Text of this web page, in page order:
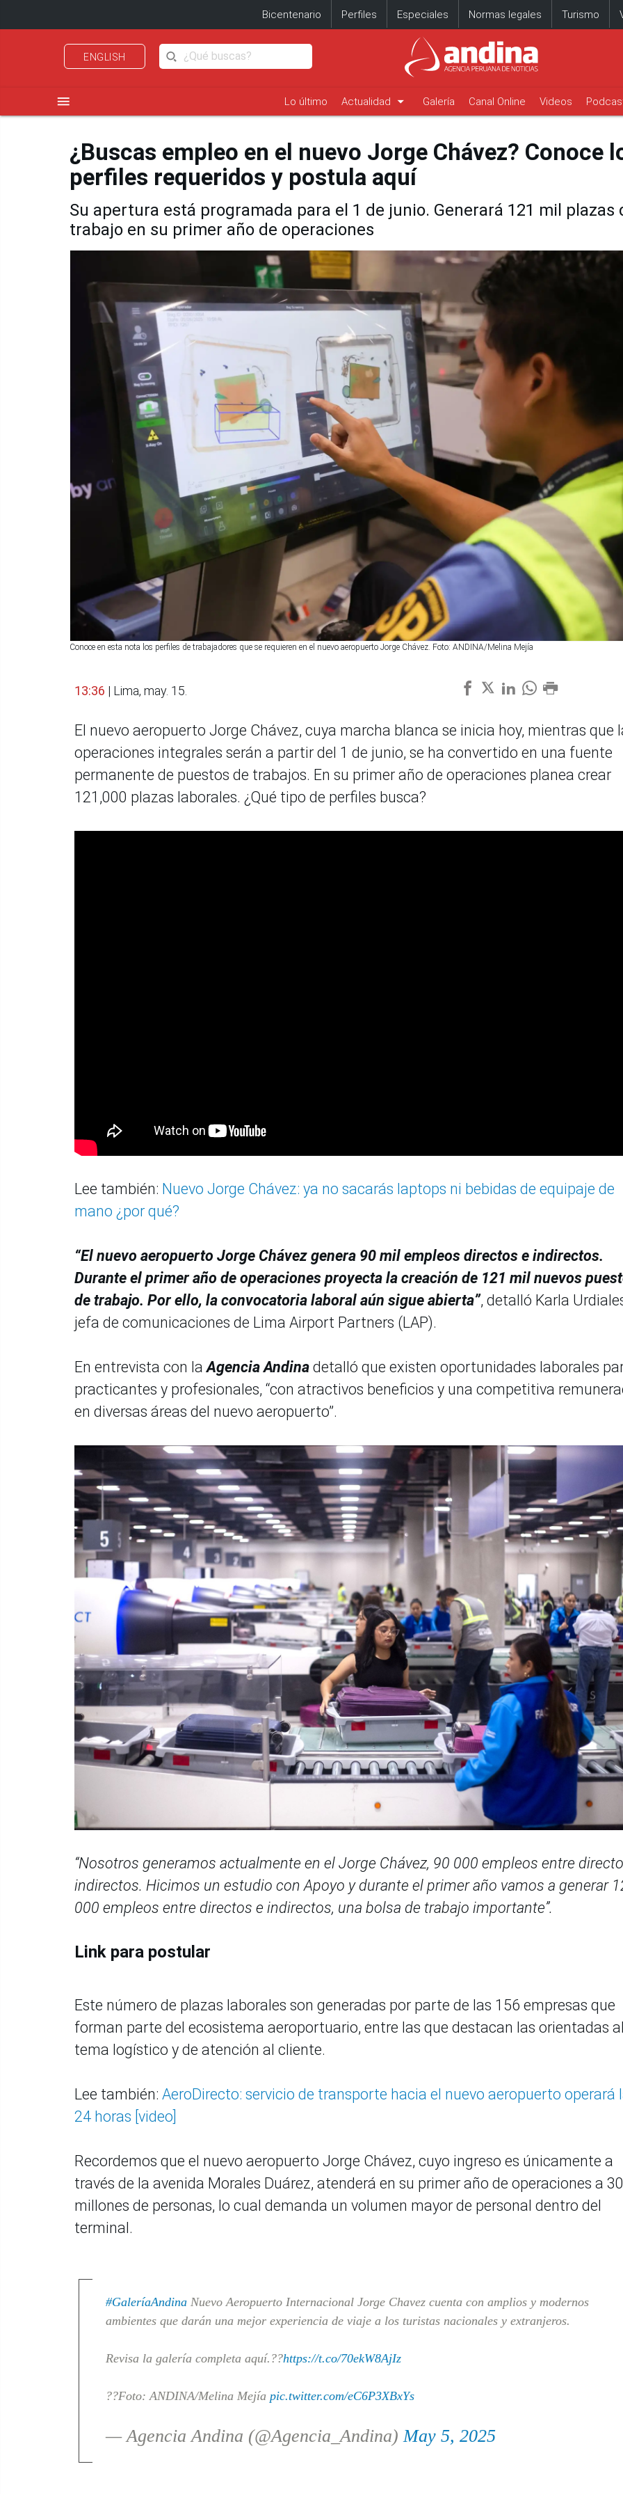
Bicentenario Perfiles Especiales Normas legales Turismo
ENGLISH
menu Lo último Actualidad arrow_drop_down Galería Canal Online Videos
¿Buscas empleo en el nuevo Jorge Chávez? Conoce
perfiles requeridos y postula aquí
Su apertura está programada para el 1 de junio. Generará 121 mil plazas
trabajo en su primer año de operaciones
Conoce en esta nota los perfiles de trabajadores que se requieren en el nuevo aeropuerto Jorge Chávez. Foto: ANDINA/Melina Mejía
13:36 | Lima, may. 15.
El nuevo aeropuerto Jorge Chávez, cuya marcha blanca se inicia hoy, mientras que
operaciones integrales serán a partir del 1 de junio, se ha convertido en una fuente
permanente de puestos de trabajos. En su primer año de operaciones planea crear
121,000 plazas laborales. ¿Qué tipo de perfiles busca?
Lee también: Nuevo Jorge Chávez: ya no sacarás laptops ni bebidas de equipaje de
mano ¿por qué?
“El nuevo aeropuerto Jorge Chávez genera 90 mil empleos directos e indirectos.
Durante el primer año de operaciones proyecta la creación de 121 mil nuevos
de trabajo. Por ello, la convocatoria laboral aún sigue abierta”, detalló Karla
jefa de comunicaciones de Lima Airport Partners (LAP).
En entrevista con laAgencia Andina detalló que existen oportunidades laborales
practicantes y profesionales, “con atractivos beneficios y una competitiva
en diversas áreas del nuevo aeropuerto”.
“Nosotros generamos actualmente en el Jorge Chávez, 90 000 empleos entre
indirectos. Hicimos un estudio con Apoyo y durante el primer año vamos a generar
000 empleos entre directos e indirectos, una bolsa de trabajo importante”.
Link para postular
Este número de plazas laborales son generadas por parte de las 156 empresas que
forman parte del ecosistema aeroportuario, entre las que destacan las orientadas
tema logístico y de atención al cliente.
Lee también: AeroDirecto: servicio de transporte hacia el nuevo aeropuerto operará
24 horas [video]
Recordemos que el nuevo aeropuerto Jorge Chávez, cuyo ingreso es únicamente a
través de la avenida Morales Duárez, atenderá en su primer año de operaciones a 30
millones de personas, lo cual demanda un volumen mayor de personal dentro del
terminal.
#GaleríaAndinaNuevo Aeropuerto Internacional Jorge Chavez cuenta con amplios y modernos
ambientes que darán una mejor experiencia de viaje a los turistas nacionales y extranjeros.
Revisa la galería completa aquí.??https://t.co/70ekW8AjIz
??Foto: ANDINA/Melina Mejía pic.twitter.com/eC6P3XBxYs
— Agencia Andina (@Agencia_Andina) May 5, 2025